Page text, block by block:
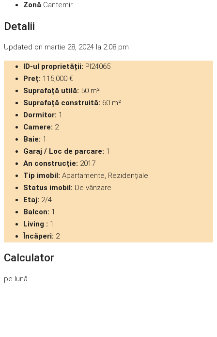
Zonă Cantemir
Detalii
Updated on martie 28, 2024 la 2:08 pm
ID-ul proprietății: PI24065
Preț: 115,000 €
Suprafață utilă: 50 m²
Suprafață construită: 60 m²
Dormitor: 1
Camere: 2
Baie: 1
Garaj / Loc de parcare: 1
An construcție: 2017
Tip imobil: Apartamente, Rezidențiale
Status imobil: De vânzare
Etaj: 2/4
Balcon: 1
Living : 1
Încăperi: 2
Calculator
pe lună